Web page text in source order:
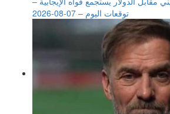
توقعات اليوم – 07-08-2026